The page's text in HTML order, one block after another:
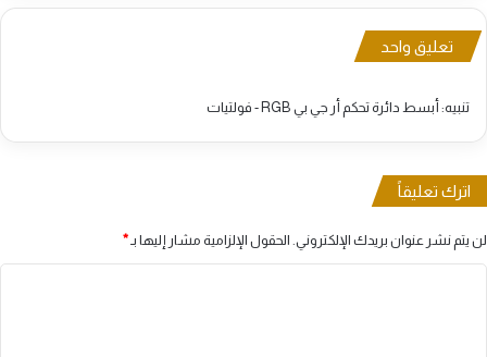
تعليق واحد
تنبيه: أبسط دائرة تحكم أر جي بي RGB - فولتيات
اترك تعليقاً
لن يتم نشر عنوان بريدك الإلكتروني. الحقول الإلزامية مشار إليها بـ*